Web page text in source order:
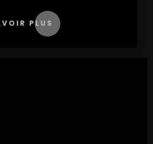
PLUS